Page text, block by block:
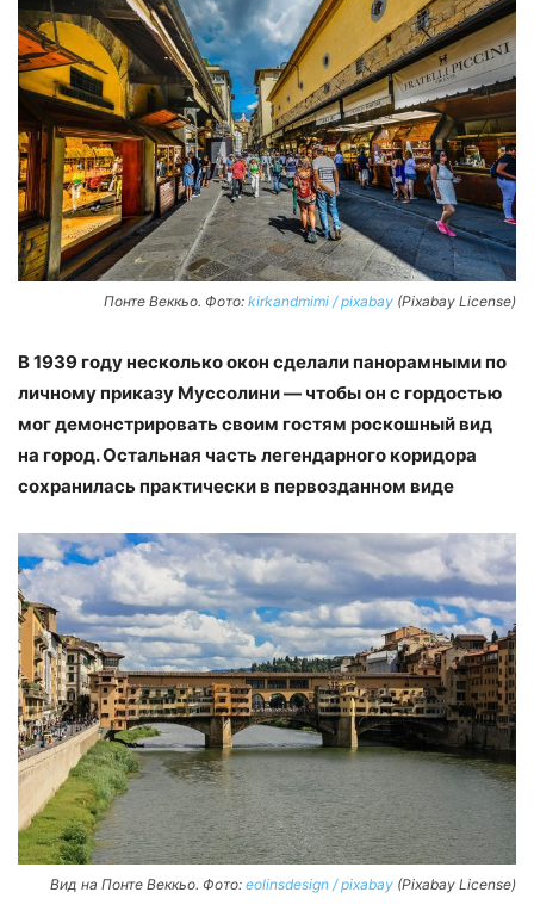
Понте Веккьо. Фото: kirkandmimi / pixabay (Pixabay License)
В 1939 году несколько окон сделали панорамными по
личному приказу Муссолини — чтобы он с гордостью
мог демонстрировать своим гостям роскошный вид
на город. Остальная часть легендарного коридора
сохранилась практически в первозданном виде
Вид на Понте Веккьо. Фото: eolinsdesign / pixabay (Pixabay License)